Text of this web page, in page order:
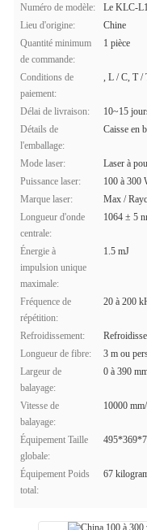
Numéro de modèle:
Le KLC-
Lieu d'origine:
Chine
Quantité minimum
de commande:
1 pièce
Conditions de
paiement:
, L / C, T /
Délai de livraison:
10~15
Détails de
l'emballage:
Caisse en
Mode laser:
Laser à
Puissance laser:
100 à 300
Marque laser:
Max /
Longueur d'onde
centrale:
1064 ± 5
Énergie à
impulsion unique
maximale:
1.5 mJ
Fréquence de
répétition:
20 à 200
Refroidissement:
Longueur de fibre:
3 m ou
Largeur de
balayage:
0 à 390
Vitesse de
balayage:
10000
Équipement Taille
globale:
Équipement Poids
total:
67